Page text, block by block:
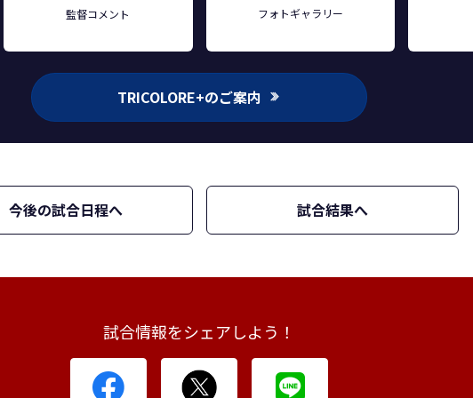
監督コメント フォトギャラリー
TRICOLORE+のご案内
今後の試合日程へ 試合結果へ
試合情報をシェアしよう！